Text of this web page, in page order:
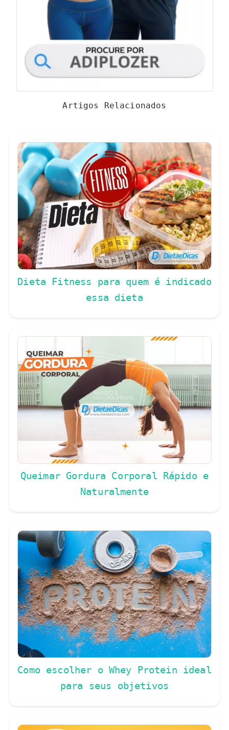
Artigos Relacionados
Dieta Fitness para quem é indicado
essa dieta
Queimar Gordura Corporal Rápido e
Naturalmente
Como escolher o Whey Protein ideal
para seus objetivos